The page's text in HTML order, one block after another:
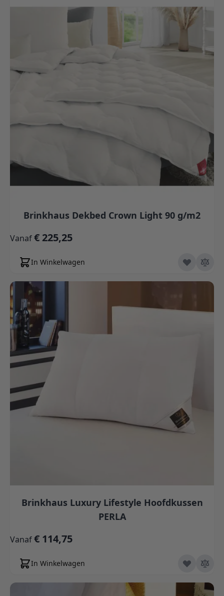
Brinkhaus Dekbed Crown Light 90 g/m2
Vanaf€ 225,25
In Winkelwagen
Brinkhaus Luxury Lifestyle Hoofdkussen
PERLA
Vanaf€ 114,75
In Winkelwagen